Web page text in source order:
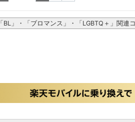
「BL」・「ブロマンス」・「LGBTQ＋」関連